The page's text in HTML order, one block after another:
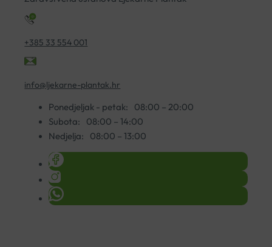
+385 33 554 001
info@ljekarne-plantak.hr
Ponedjeljak - petak:
08:00 – 20:00
Subota:
08:00 – 14:00
Nedjelja:
08:00 – 13:00